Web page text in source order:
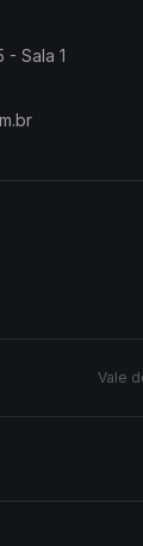
- Sala 1
Vale